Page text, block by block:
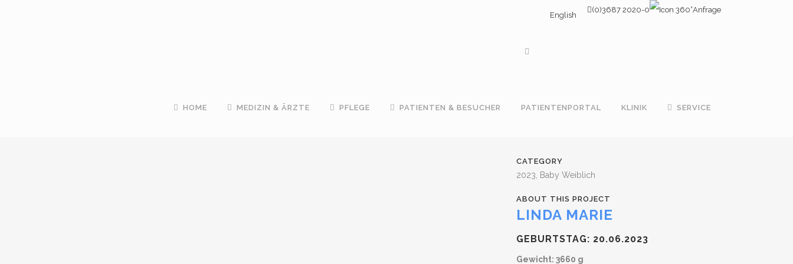
English
(0)3687 2020-0 Anfrage
HOME MEDIZIN & ÄRZTE PFLEGE PATIENTEN & BESUCHER PATIENTENPORTAL KLINIK SERVICE
CATEGORY
2023, Baby Weiblich
ABOUT THIS PROJECT
LINDA MARIE
GEBURTSTAG: 20.06.2023
Gewicht: 3660 g